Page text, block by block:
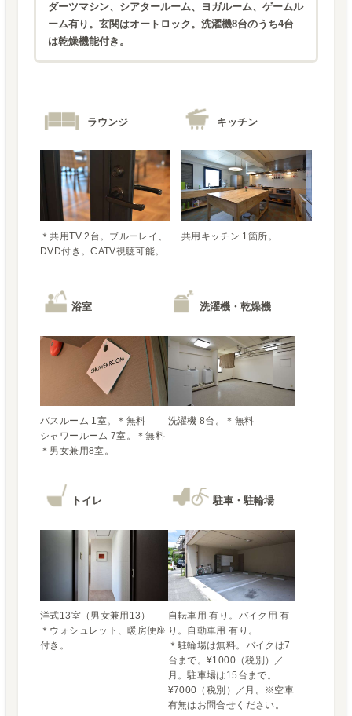
ダーツマシン、シアタールーム、ヨガルーム、ゲームル
ーム有り。玄関はオートロック。洗濯機8台のうち4台
は乾燥機能付き。
ラウンジ
＊共用TV 2台。ブルーレイ、
DVD付き。CATV視聴可能。
キッチン
共用キッチン 1箇所。
浴室
バスルーム 1室。＊無料
シャワールーム 7室。＊無料
＊男女兼用8室。
洗濯機・乾燥機
トイレ
洋式13室（男女兼用13）
＊ウォシュレット、暖房便座
付き。
駐車・駐輪場
自転車用 有り。バイク用 有
り。自動車用 有り。
＊駐輪場は無料。バイクは7
台まで。¥1000（税別）／
月。駐車場は15台まで。
¥7000（税別）／月。※空車
有無はお問合せください。